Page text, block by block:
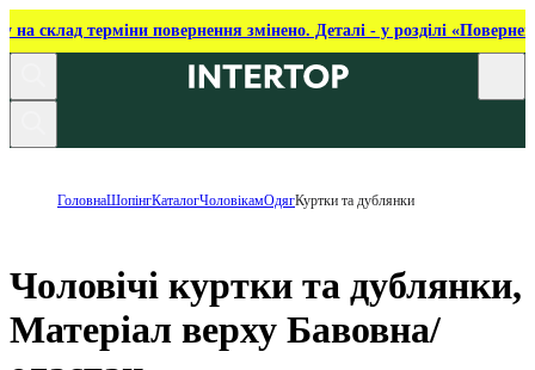
на склад терміни повернення змінено. Деталі - у розділі
ГоловнаШопінгКаталогЧоловікамОдягКуртки та дублянки
Чоловічі куртки та дублянки,
Матеріал верху Бавовна/